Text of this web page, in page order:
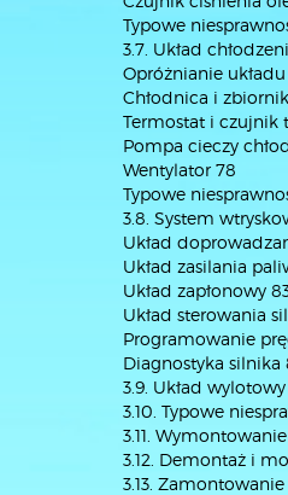
Typowe
3.7. Układ
Opróżnianie
Chłodnica i
Termostat i czujnik
Pompa cieczy
Wentylator 78
Typowe
3.8. System
Układ
Układ zasilania
Układ zapłonowy
Układ sterowania
Programowanie
Diagnostyka silnika
3.9. Układ
3.10. Typowe
3.11.
3.12. Demontaż i
3.13.